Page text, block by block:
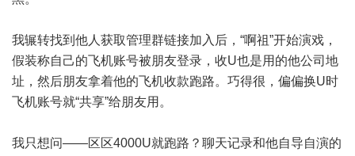
我辗转找到他人获取管理群链接加入后，“啊祖”开始演戏，
假装称自己的飞机账号被朋友登录，收U也是用的他公司地
址，然后朋友拿着他的飞机收款跑路。巧得很，偏偏换U时
飞机账号就“共享”给朋友用。
我只想问——区区4000U就跑路？聊天记录和他自导自演的